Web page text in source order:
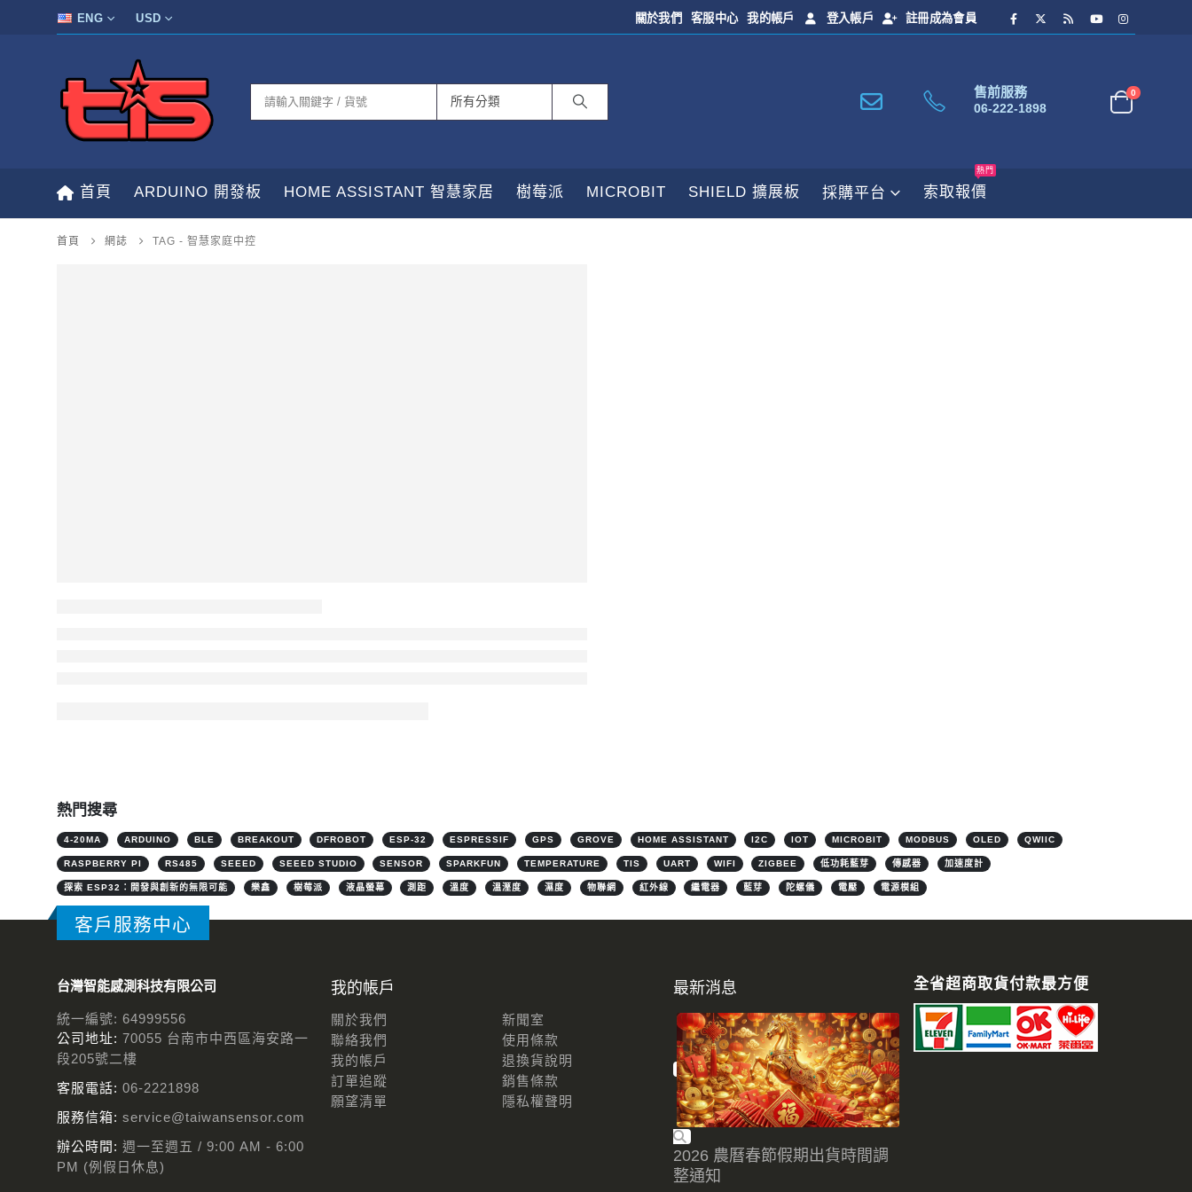
ENG USD 關於我們 客服中心 我的帳戶 登入帳戶 註冊成為會員
售前服務
06-222-1898
0
首頁 ARDUINO 開發板 HOME ASSISTANT 智慧家居 樹莓派 MICROBIT SHIELD 擴展板 採購平台 索取報價
熱門
首頁 網誌 TAG - 智慧家庭中控
熱門搜尋
4-20MA ARDUINO BLE BREAKOUT DFROBOT ESP-32 ESPRESSIF GPS GROVE HOME ASSISTANT I2C IOT MICROBIT MODBUS OLED QWIIC
RASPBERRY PI RS485 SEEED SEEED STUDIO SENSOR SPARKFUN TEMPERATURE TIS UART WIFI ZIGBEE 低功耗藍芽 傳感器 加速度計
探索 ESP32：開發與創新的無限可能 樂鑫 樹莓派 液晶螢幕 測距 溫度 溫溼度 濕度 物聯網 紅外線 繼電器 藍芽 陀螺儀 電壓 電源模組
客戶服務中心
台灣智能感測科技有限公司
統一編號: 64999556
公司地址: 70055 台南市中西區海安路一
段205號二樓
客服電話: 06-2221898
服務信箱: service@taiwansensor.com
辦公時間: 週一至週五 / 9:00 AM - 6:00
PM (例假日休息)
我的帳戶
關於我們
聯絡我們
我的帳戶
訂單追蹤
願望清單
新聞室
使用條款
退換貨說明
銷售條款
隱私權聲明
最新消息
2026 農曆春節假期出貨時間調
整通知
全省超商取貨付款最方便